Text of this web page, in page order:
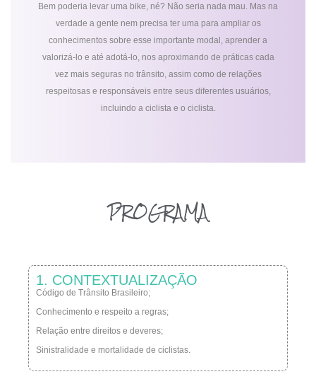
Bem poderia levar uma bike, né? Não seria nada mau. Mas na
verdade a gente nem precisa ter uma para ampliar os
conhecimentos sobre esse importante modal, aprender a
valorizá-lo e até adotá-lo, nos aproximando de práticas cada
vez mais seguras no trânsito, assim como de relações
respeitosas e responsáveis entre seus diferentes usuários,
incluindo a ciclista e o ciclista.
PROGRAMA
1. CONTEXTUALIZAÇÃO
Código de Trânsito Brasileiro;
Conhecimento e respeito a regras;
Relação entre direitos e deveres;
Sinistralidade e mortalidade de ciclistas.